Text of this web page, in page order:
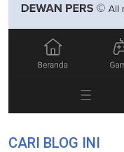
CARI BLOG INI